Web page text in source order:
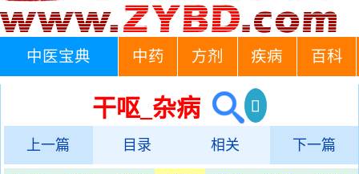
中医宝典 中药 方剂 疾病 百科
干呕_杂病
上一篇 目录 相关 下一篇